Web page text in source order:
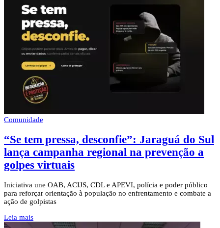
Comunidade
“Se tem pressa, desconfie”: Jaraguá do Sul
lança campanha regional na prevenção a
golpes virtuais
Iniciativa une OAB, ACIJS, CDL e APEVI, polícia e poder público
para reforçar orientação à população no enfrentamento e combate a
ação de golpistas
Leia mais